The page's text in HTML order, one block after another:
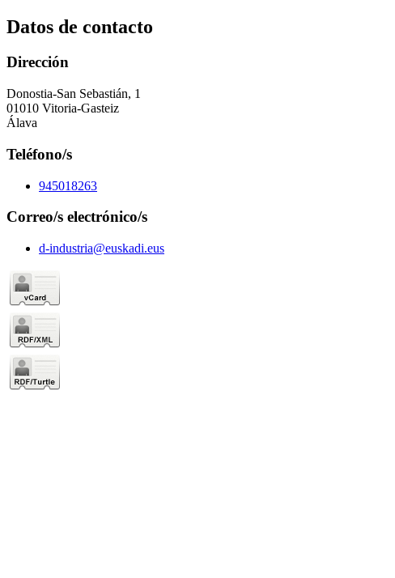
Datos de contacto
Dirección
Donostia-San Sebastián, 1
01010 Vitoria-Gasteiz
Álava
Teléfono/s
945018263
Correo/s electrónico/s
d-industria@euskadi.eus